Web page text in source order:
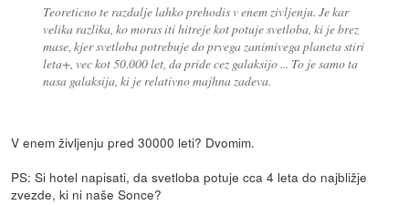
Teoreticno te razdalje lahko prehodis v enem zivljenju. Je kar
velika razlika, ko moras iti hitreje kot potuje svetloba, ki je brez
mase, kjer svetloba potrebuje do prvega zanimivega planeta stiri
leta+, vec kot 50.000 let, da pride cez galaksijo ... To je samo ta
nasa galaksija, ki je relativno majhna zadeva.
V enem življenju pred 30000 leti? Dvomim.
PS: Si hotel napisati, da svetloba potuje cca 4 leta do najbližje
zvezde, ki ni naše Sonce?